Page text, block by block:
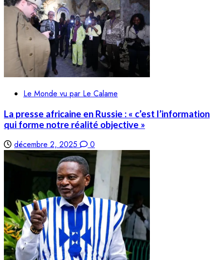
Le Monde vu par Le Calame
La presse africaine en Russie : « c’est l’information
qui forme notre réalité objective »
décembre 2, 2025 0